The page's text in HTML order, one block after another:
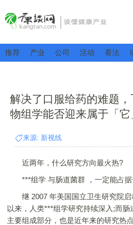
推荐 产业 公司 活动 看法
解决了口服给药的难题
物组学能否迎来属于「它
来源: 新视线
近两年，什么研究方向最火热?
***组学 与肠道菌群 ，一定能占据
继 2007 年美国国立卫生研究院启
以来，人类***组学研究持续深入;而
主要组成部分，也是近年来的研究热